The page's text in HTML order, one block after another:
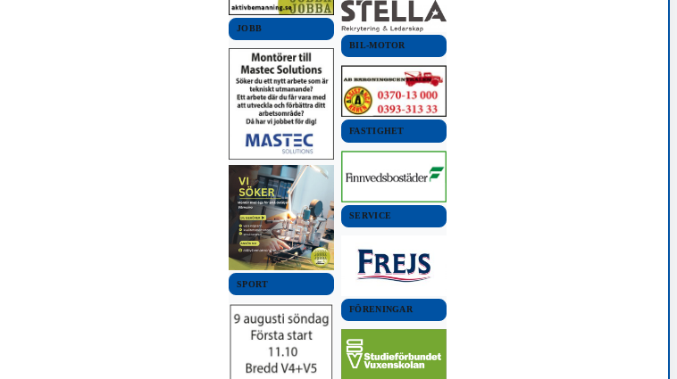
JOBB
SPORT
BIL-MOTOR
FASTIGHET
SERVICE
FÖRENINGAR